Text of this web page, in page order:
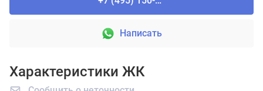
Написать
Характеристики ЖК